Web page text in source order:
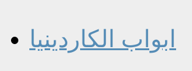
ابواب الكاردينيا